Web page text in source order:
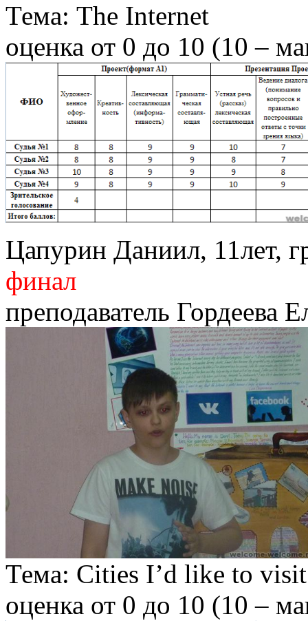
Тема: The Internet
оценка от 0 до 10 (10 –
Цапурин Даниил, 11лет,
финал
преподаватель Гордеева
Тема: Cities I’d like to visit
оценка от 0 до 10 (10 –